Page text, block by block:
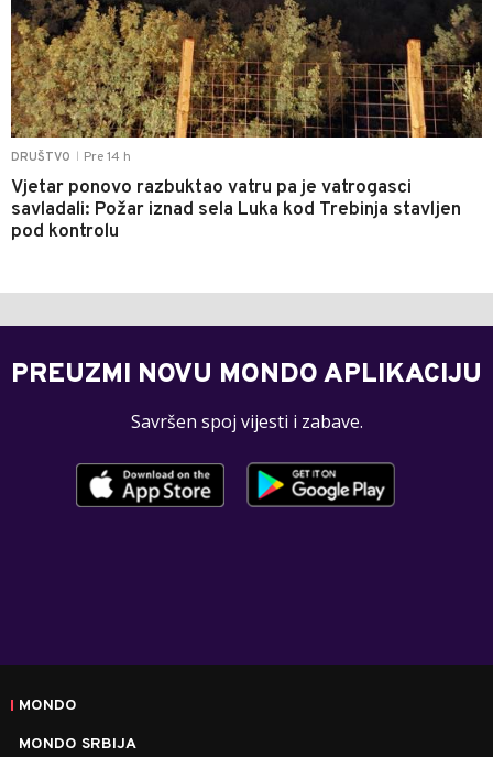
DRUŠTVO Pre 14 h
Vjetar ponovo razbuktao vatru pa je vatrogasci
savladali: Požar iznad sela Luka kod Trebinja stavljen
pod kontrolu
PREUZMI NOVU MONDO APLIKACIJU
Savršen spoj vijesti i zabave.
MONDO
MONDO SRBIJA